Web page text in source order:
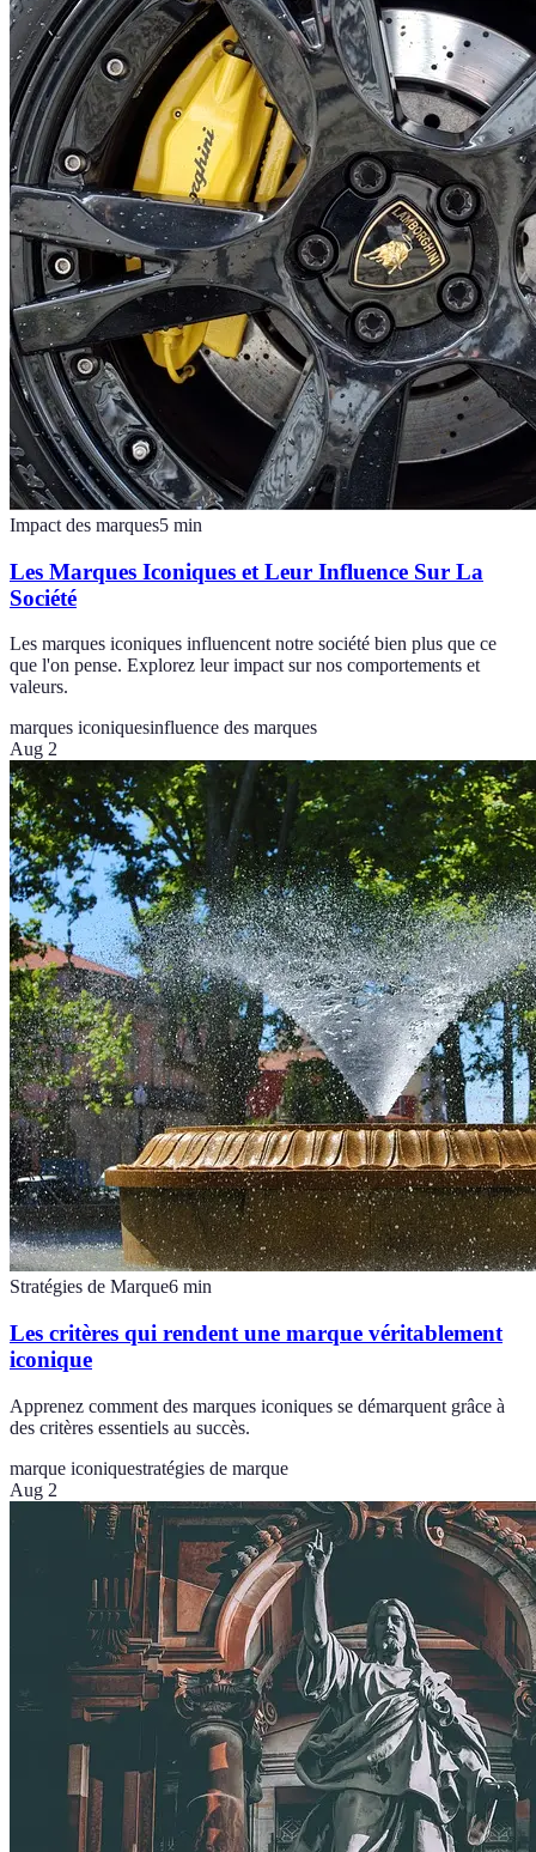
Impact des marques5 min
Les Marques Iconiques et Leur Influence Sur La
Société
Les marques iconiques influencent notre société bien plus que ce
que l'on pense. Explorez leur impact sur nos comportements et
valeurs.
marques iconiquesinfluence des marques
Aug 2
Stratégies de Marque6 min
Les critères qui rendent une marque véritablement
iconique
Apprenez comment des marques iconiques se démarquent grâce à
des critères essentiels au succès.
marque iconiquestratégies de marque
Aug 2